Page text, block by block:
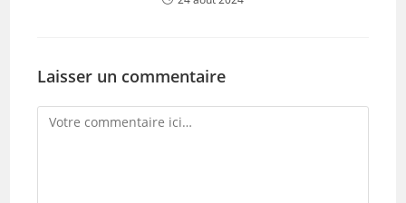
Laisser un commentaire
Comment